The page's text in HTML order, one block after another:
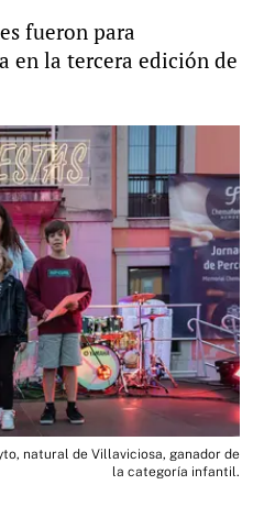
fueron para
en la tercera edición de
natural de Villaviciosa, ganador de
la categoría infantil.